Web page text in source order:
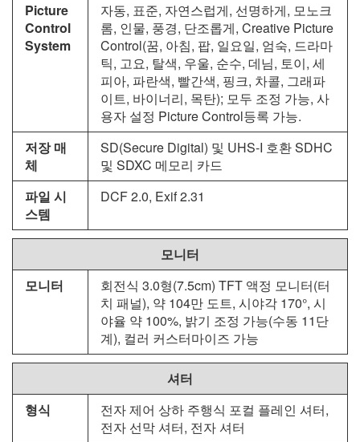
Picture
Control
System
자동, 표준, 자연스럽게, 선명하게, 모노크
롬, 인물, 풍경, 단조롭게, Creative Picture
Control(꿈, 아침, 팝, 일요일, 엄숙, 드라마
틱, 고요, 탈색, 우울, 순수, 데님, 토이, 세
피아, 파란색, 빨간색, 핑크, 차콜, 그래파
이트, 바이너리, 목탄); 모두 조정 가능, 사
용자 설정 Picture Control등록 가능.
저장 매
체
SD(Secure Digital) 및 UHS‑I 호환 SDHC
및 SDXC 메모리 카드
파일 시
스템
DCF 2.0, Exif 2.31
모니터
모니터
회전식 3.0형(7.5cm) TFT 액정 모니터(터
치 패널), 약 104만 도트, 시야각 170°, 시
야율 약 100%, 밝기 조정 가능(수동 11단
계), 컬러 커스터마이즈 가능
셔터
형식
전자 제어 상하 주행식 포컬 플레인 셔터,
전자 선막 셔터, 전자 셔터